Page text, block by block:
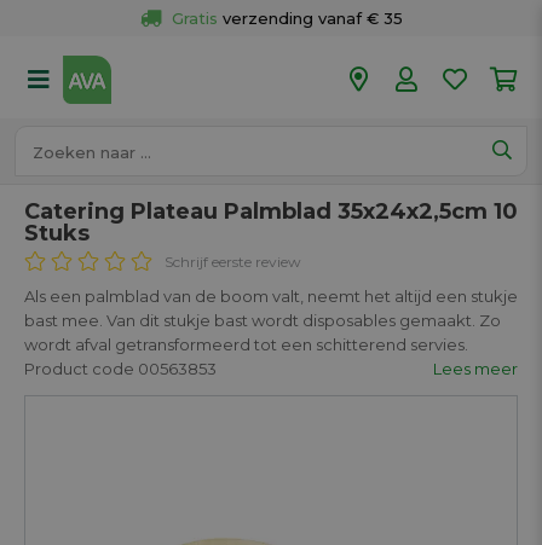
Gratis verzending vanaf € 35
50 winkels
Catering Plateau Palmblad 35x24x2,5cm 10
Stuks
Schrijf eerste review
Als een palmblad van de boom valt, neemt het altijd een stukje
bast mee. Van dit stukje bast wordt disposables gemaakt. Zo
wordt afval getransformeerd tot een schitterend servies.
Product code 00563853
Lees meer